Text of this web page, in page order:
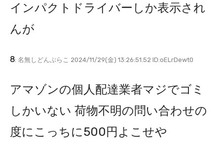
インパクトドライバーしか表示され
んが
8: 名無しどんぶらこ 2024/11/29(金) 13:26:51.52 ID:oELrDewt0
アマゾンの個人配達業者マジでゴミ
しかいない 荷物不明の問い合わせの
度にこっちに500円よこせや